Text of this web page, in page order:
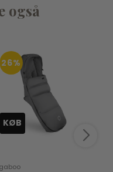
også
26%
KØB